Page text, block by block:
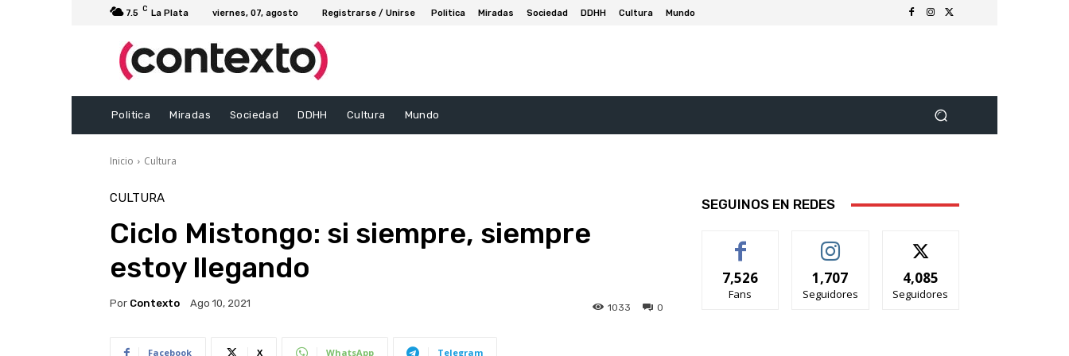
7.5 C La Plata viernes, 07, agosto Registrarse / Unirse Politica Miradas Sociedad DDHH Cultura Mundo
Politica Miradas Sociedad DDHH Cultura Mundo
Inicio Cultura
CULTURA
Ciclo Mistongo: si siempre, siempre
estoy llegando
Por Contexto Ago 10, 2021 0
1033
Facebook X WhatsApp Telegram
SEGUINOS EN REDES
7,526
Fans
1,707
Seguidores
4,085
Seguidores